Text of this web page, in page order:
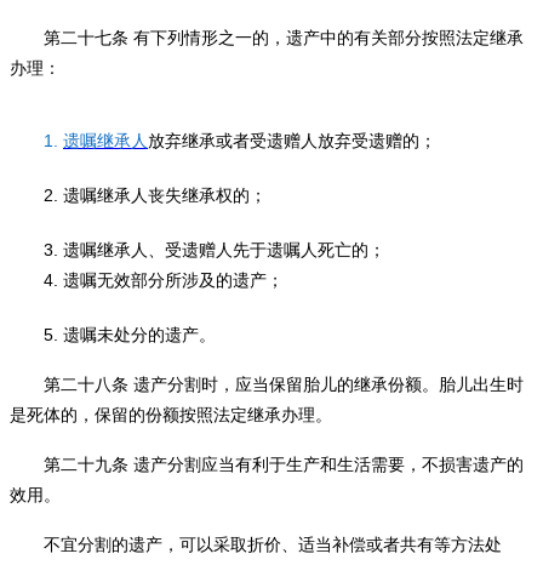
第二十七条 有下列情形之一的，遗产中的有关部分按照法定继承
办理：
1. 遗嘱继承人放弃继承或者受遗赠人放弃受遗赠的；
2. 遗嘱继承人丧失继承权的；
3. 遗嘱继承人、受遗赠人先于遗嘱人死亡的；
4. 遗嘱无效部分所涉及的遗产；
5. 遗嘱未处分的遗产。
第二十八条 遗产分割时，应当保留胎儿的继承份额。胎儿出生时
是死体的，保留的份额按照法定继承办理。
第二十九条 遗产分割应当有利于生产和生活需要，不损害遗产的
效用。
不宜分割的遗产，可以采取折价、适当补偿或者共有等方法处